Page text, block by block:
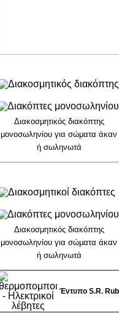
Διακοσμητικός διακόπτης
μονοσωληνίου για σώματα άκαν
ή σωληνωτά
Διακοσμητικός διακόπτης
μονοσωληνίου για σώματα άκαν
ή σωληνωτά
Έντυπο S.R.